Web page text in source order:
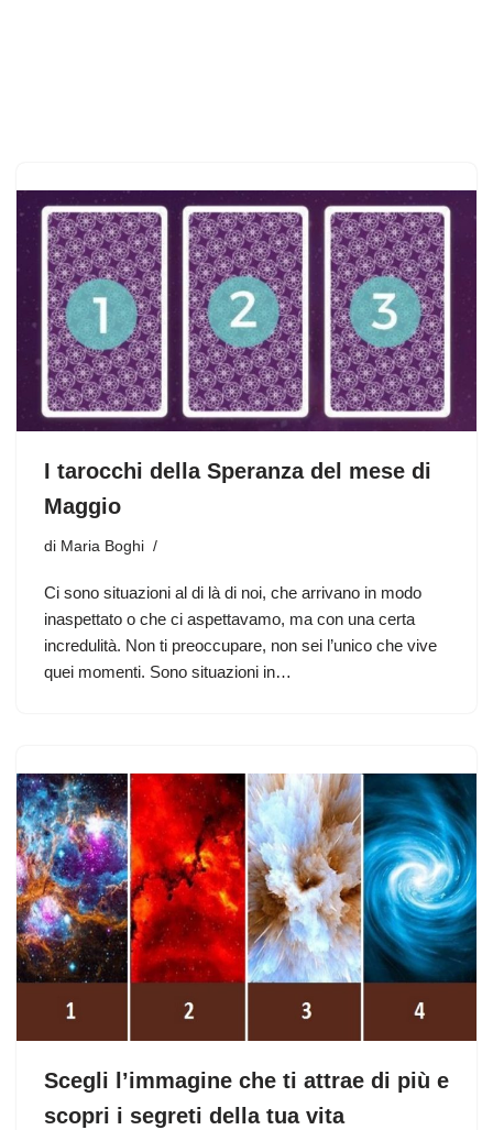
I tarocchi della Speranza del mese di
Maggio
di Maria Boghi
Ci sono situazioni al di là di noi, che arrivano in modo
inaspettato o che ci aspettavamo, ma con una certa
incredulità. Non ti preoccupare, non sei l’unico che vive
quei momenti. Sono situazioni in…
Scegli l’immagine che ti attrae di più e
scopri i segreti della tua vita